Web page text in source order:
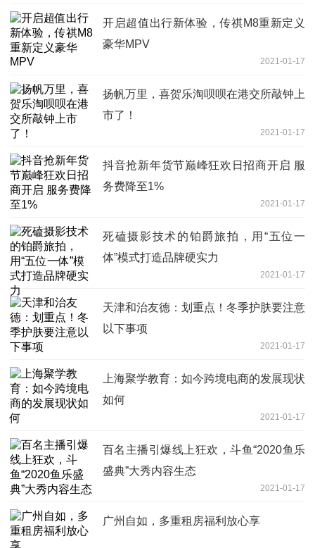
开启超值出行新体验，传祺M8重新定义
豪华MPV
2021-01-17
扬帆万里，喜贺乐淘呗呗在港交所敲钟上
市了！
2021-01-17
抖音抢新年货节巅峰狂欢日招商开启 服
务费降至1%
2021-01-17
死磕摄影技术的铂爵旅拍，用“五位一
体”模式打造品牌硬实力
2021-01-17
天津和治友德：划重点！冬季护肤要注意
以下事项
2021-01-17
上海聚学教育：如今跨境电商的发展现状
如何
2021-01-17
百名主播引爆线上狂欢，斗鱼“2020鱼乐
盛典”大秀内容生态
2021-01-17
广州自如，多重租房福利放心享